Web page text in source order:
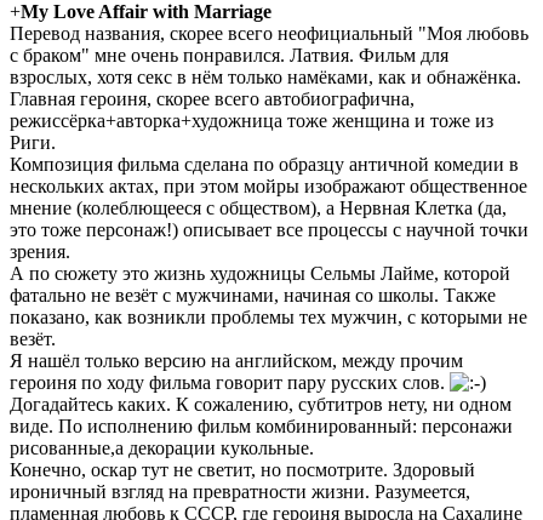
+My Love Affair with Marriage
Перевод названия, скорее всего неофициальный "Моя любовь
с браком" мне очень понравился. Латвия. Фильм для
взрослых, хотя секс в нём только намёками, как и обнажёнка.
Главная героиня, скорее всего автобиографична,
режиссёрка+авторка+художница тоже женщина и тоже из
Риги.
Композиция фильма сделана по образцу античной комедии в
нескольких актах, при этом мойры изображают общественное
мнение (колеблющееся с обществом), а Нервная Клетка (да,
это тоже персонаж!) описывает все процессы с научной точки
зрения.
А по сюжету это жизнь художницы Сельмы Лайме, которой
фатально не везёт с мужчинами, начиная со школы. Также
показано, как возникли проблемы тех мужчин, с которыми не
везёт.
Я нашёл только версию на английском, между прочим
героиня по ходу фильма говорит пару русских слов.
Догадайтесь каких. К сожалению, субтитров нету, ни одном
виде. По исполнению фильм комбинированный: персонажи
рисованные,а декорации кукольные.
Конечно, оскар тут не светит, но посмотрите. Здоровый
ироничный взгляд на превратности жизни. Разумеется,
пламенная любовь к СССР, где героиня выросла на Сахалине